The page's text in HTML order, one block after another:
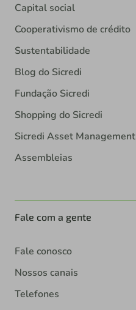
Capital social
Cooperativismo de crédito
Sustentabilidade
Blog do Sicredi
Fundação Sicredi
Shopping do Sicredi
Sicredi Asset Management
Assembleias
Fale com a gente
Fale conosco
Nossos canais
Telefones